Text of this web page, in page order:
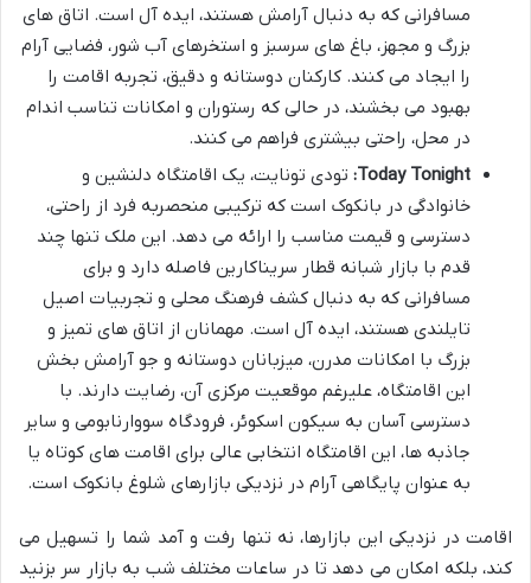
مسافرانی که به دنبال آرامش هستند، ایده آل است. اتاق های
بزرگ و مجهز، باغ های سرسبز و استخرهای آب شور، فضایی آرام
را ایجاد می کنند. کارکنان دوستانه و دقیق، تجربه اقامت را
بهبود می بخشند، در حالی که رستوران و امکانات تناسب اندام
در محل، راحتی بیشتری فراهم می کنند.
Today Tonight: تودی تونایت، یک اقامتگاه دلنشین و
خانوادگی در بانکوک است که ترکیبی منحصربه فرد از راحتی،
دسترسی و قیمت مناسب را ارائه می دهد. این ملک تنها چند
قدم با بازار شبانه قطار سریناکارین فاصله دارد و برای
مسافرانی که به دنبال کشف فرهنگ محلی و تجربیات اصیل
تایلندی هستند، ایده آل است. مهمانان از اتاق های تمیز و
بزرگ با امکانات مدرن، میزبانان دوستانه و جو آرامش بخش
این اقامتگاه، علیرغم موقعیت مرکزی آن، رضایت دارند. با
دسترسی آسان به سیکون اسکوئر، فرودگاه سووارنابومی و سایر
جاذبه ها، این اقامتگاه انتخابی عالی برای اقامت های کوتاه یا
به عنوان پایگاهی آرام در نزدیکی بازارهای شلوغ بانکوک است.
اقامت در نزدیکی این بازارها، نه تنها رفت و آمد شما را تسهیل می
کند، بلکه امکان می دهد تا در ساعات مختلف شب به بازار سر بزنید